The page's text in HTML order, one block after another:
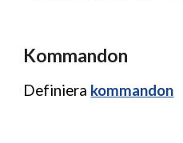
Kommandon
Definiera kommandon